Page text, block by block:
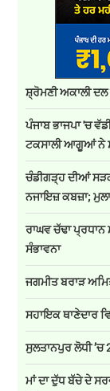
ਸ਼੍ਰੋਮਣੀ ਅਕਾਲੀ
ਪੰਜਾਬ ਭਾਜਪਾ 'ਚ
ਟਕਸਾਲੀ ਆਗੂਆਂ ਨੇ
ਚੰਡੀਗੜ੍ਹ ਦੀਆਂ
ਨਜਾਇਜ਼ ਕਬਜ਼ਾ;
ਰਾਘਵ ਚੱਢਾ ਪ੍ਰਧਾਨ
ਸੰਭਾਵਨਾ
ਜਗਮੀਤ ਬਰਾੜ
ਸਹਾਇਕ ਥਾਣੇਦਾਰ
ਸੁਲਤਾਨਪੁਰ ਲੋਧੀ
ਮਾਂ ਦਾ ਦੁੱਧ ਬੱਚੇ ਦੇ